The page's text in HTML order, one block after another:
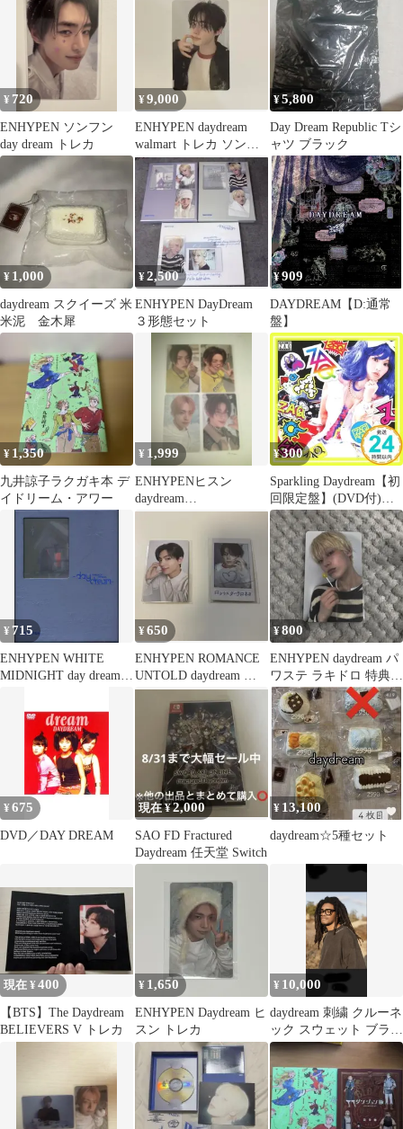
¥ 720
ENHYPEN ソンフン
day dream トレカ
¥9,000
ENHYPEN daydream
walmart トレカ ソンフ
ン
¥5,800
Day Dream Republic Tシ
ャツ ブラック
¥ 1,000
daydream スクイーズ 米
米泥 金木犀
¥2,500
ENHYPEN DayDream
３形態セット
¥909
DAYDREAM【D:通常
盤】
¥ 1,350
九井諒子ラクガキ本 デ
イドリーム・アワー
¥ 1,999
ENHYPENヒスン
daydream
ROMANCE:UNTOLD
¥300
Sparkling Daydream【初
回限定盤】(DVD付)
[CD] ZAQ_02
¥ 715
ENHYPEN WHITE
MIDNIGHT day dream
¥650
ENHYPEN ROMANCE
UNTOLD daydream ジ
ェイ トレカ
¥800
ENHYPEN daydream パ
ワステ ラキドロ 特典
トレカ ソヌ
¥675
DVD／DAY DREAM
現在 ¥2,000
SAO FD Fractured
Daydream 任天堂 Switch
¥ 13,100
daydream☆5種セット
現在 ¥400
【BTS】The Daydream
BELIEVERS V トレカ
¥ 1,650
ENHYPEN Daydream ヒ
スン トレカ
¥ 10,000
daydream 刺繍 クルーネ
ック スウェット ブラッ
ク OVY